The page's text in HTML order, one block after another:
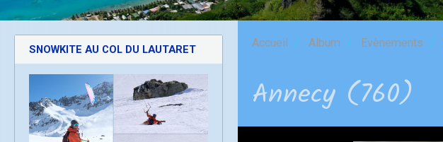
Accueil Album Evènements
Annecy (760)
SNOWKITE AU COL DU LAUTARET